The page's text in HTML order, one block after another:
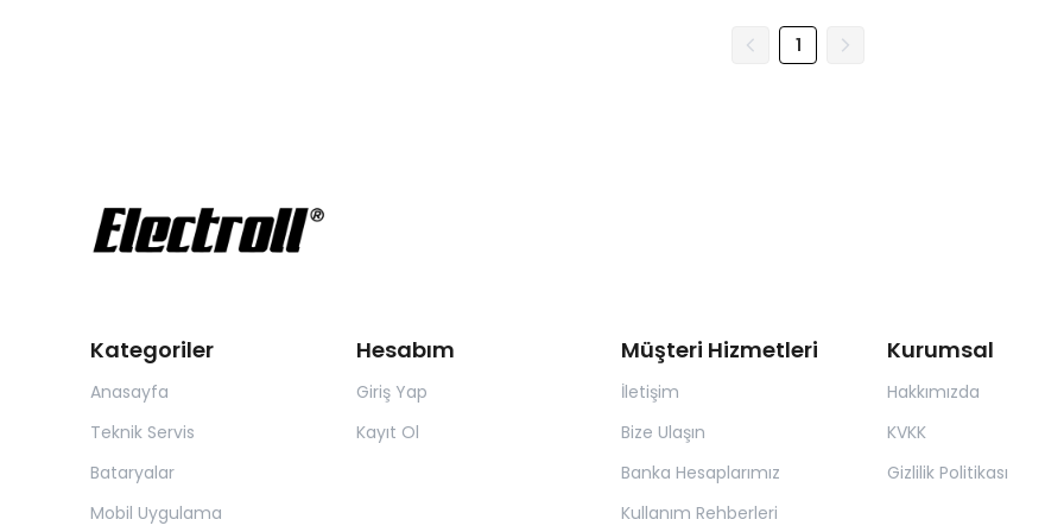
1
Kategoriler
Anasayfa
Teknik Servis
Bataryalar
Mobil Uygulama
Hesabım
Giriş Yap
Kayıt Ol
Müşteri Hizmetleri
İletişim
Bize Ulaşın
Banka Hesaplarımız
Kullanım Rehberleri
Kurumsal
Hakkımızda
KVKK
Gizlilik Politikası